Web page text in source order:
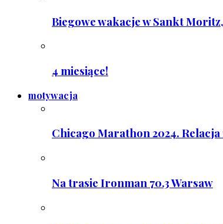
Biegowe wakacje w Sankt
4 miesiące!
motywacja
Chicago Marathon 2024. Relacja
Na trasie Ironman 70.3 Warsaw